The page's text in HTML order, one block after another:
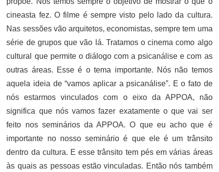
cineasta fez. O filme é sempre visto pelo lado da cultura.
Nas sessões vão arquitetos, economistas, sempre tem uma
série de grupos que vão lá. Tratamos o cinema como algo
cultural que permite o diálogo com a psicanálise e com as
outras áreas. Esse é o tema importante. Nós não temos
aquela ideia de “vamos aplicar a psicanálise”. E o fato de
nós estarmos vinculados com o eixo da APPOA, não
significa que nós vamos fazer exatamente o que vai ser
feito nos seminários da APPOA. O que eu acho que é
importante no nosso seminário é que ele é um trânsito
dentro da cultura. E esse trânsito tem pés em várias áreas
às quais as pessoas estão vinculadas. Então nós também